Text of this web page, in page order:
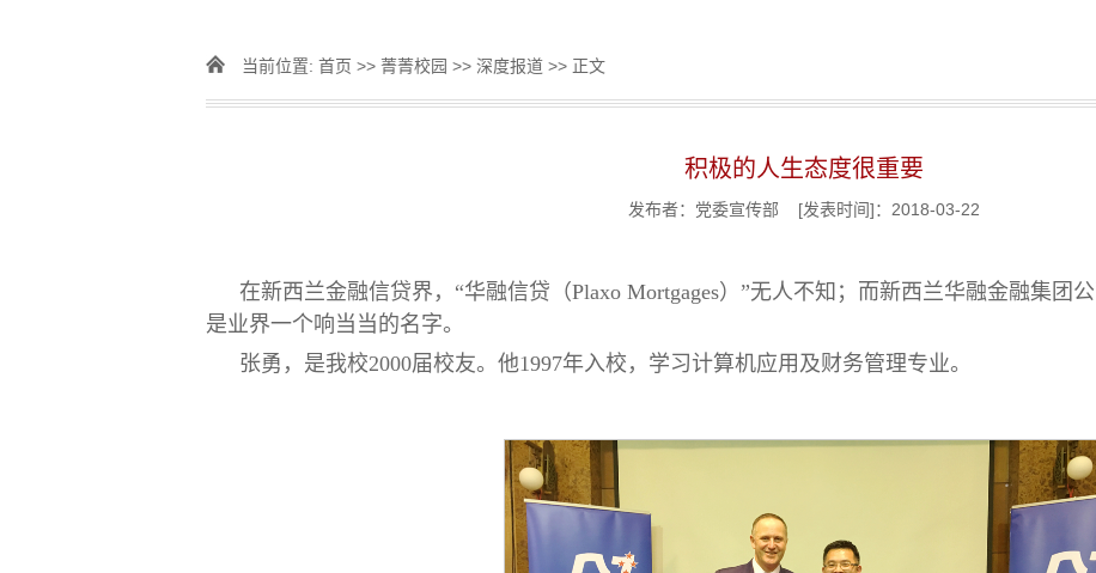
当前位置: 首页 >> 菁菁校园 >> 深度报道 >> 正文
积极的人生态度很重要
发布者：党委宣传部 [发表时间]：2018-03-22
在新西兰金融信贷界，“华融信贷（Plaxo Mortgages）”无人不知；而新西兰华融金融集团
是业界一个响当当的名字。
张勇，是我校2000届校友。他1997年入校，学习计算机应用及财务管理专业。